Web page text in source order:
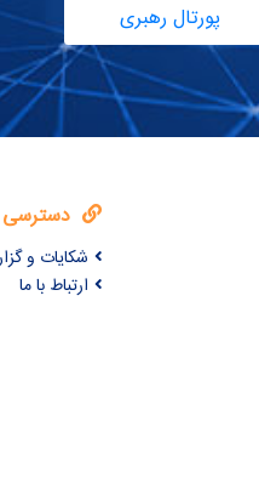
پورتال رهبری
شکایات و
ارتباط با ما